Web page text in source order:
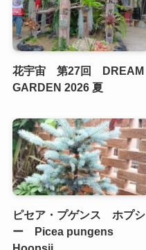
花宇宙 第27回 DREAM
GARDEN 2026 夏
ピセア・プゲンス ホプシ
ー Picea pungens